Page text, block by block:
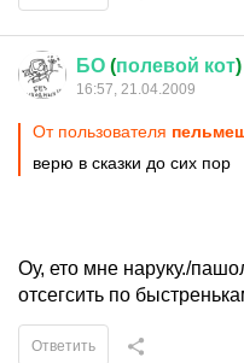
БО (полевой кот)
16:57, 21.04.2009
От пользователя
верю в сказки до сих пор
Оу, ето мне наруку./
отсегсить по
Ответить